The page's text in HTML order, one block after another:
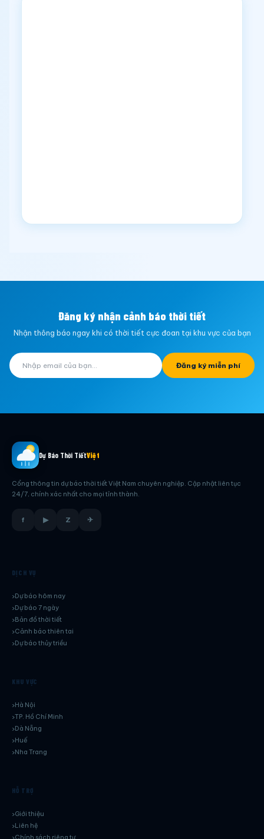
Đăng ký nhận cảnh báo thời tiết
Nhận thông báo ngay khi có thời tiết cực đoan tại khu vực của bạn
Đăng ký miễn phí
Dự Báo Thời TiếtViệt
Cổng thông tin dự báo thời tiết Việt Nam chuyên nghiệp. Cập nhật liên tục
24/7, chính xác nhất cho mọi tỉnh thành.
f ▶ Z ✈
DỊCH VỤ
Dự báo hôm nay
Dự báo 7 ngày
Bản đồ thời tiết
Cảnh báo thiên tai
Dự báo thủy triều
KHU VỰC
Hà Nội
TP. Hồ Chí Minh
Dà Nẵng
Huế
Nha Trang
HỖ TRỢ
Giới thiệu
Liên hệ
Chính sách riêng tư